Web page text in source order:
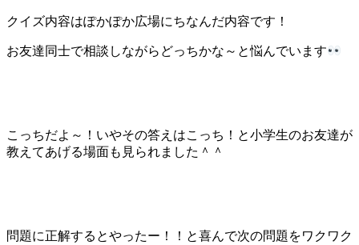
クイズ内容はぽかぽか広場にちなんだ内容です！
お友達同士で相談しながらどっちかな～と悩んでいます
こっちだよ～！いやその答えはこっち！と小学生のお友達が
教えてあげる場面も見られました＾＾
問題に正解するとやったー！！と喜んで次の問題をワクワク